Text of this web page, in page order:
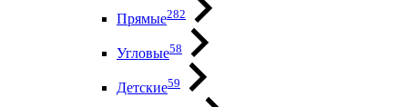
Прямые282
Угловые58
Детские59